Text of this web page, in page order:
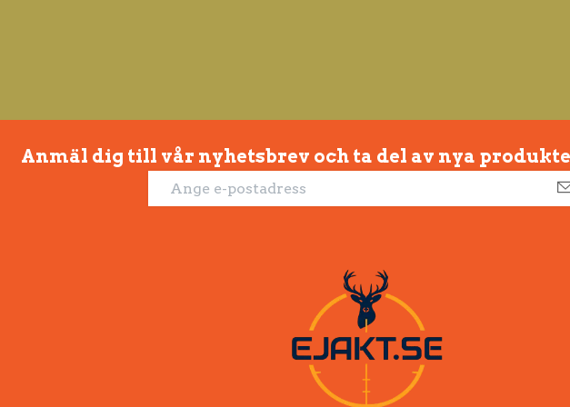
Anmäl dig till vår nyhetsbrev och ta del av nya